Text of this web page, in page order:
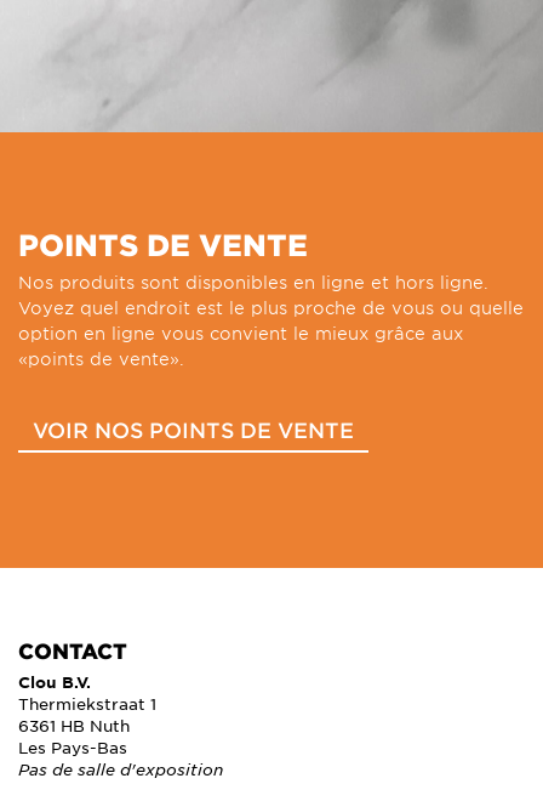
POINTS DE VENTE
Nos produits sont disponibles en ligne et hors ligne.
Voyez quel endroit est le plus proche de vous ou quelle
option en ligne vous convient le mieux grâce aux
«points de vente».
VOIR NOS POINTS DE VENTE
CONTACT
Clou B.V.
Thermiekstraat 1
6361 HB Nuth
Les Pays-Bas
Pas de salle d'exposition